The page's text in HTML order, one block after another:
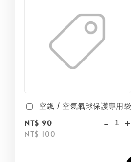
空飄 / 空氣氣球保護專用袋
NT$ 90
NT$ 100
- +